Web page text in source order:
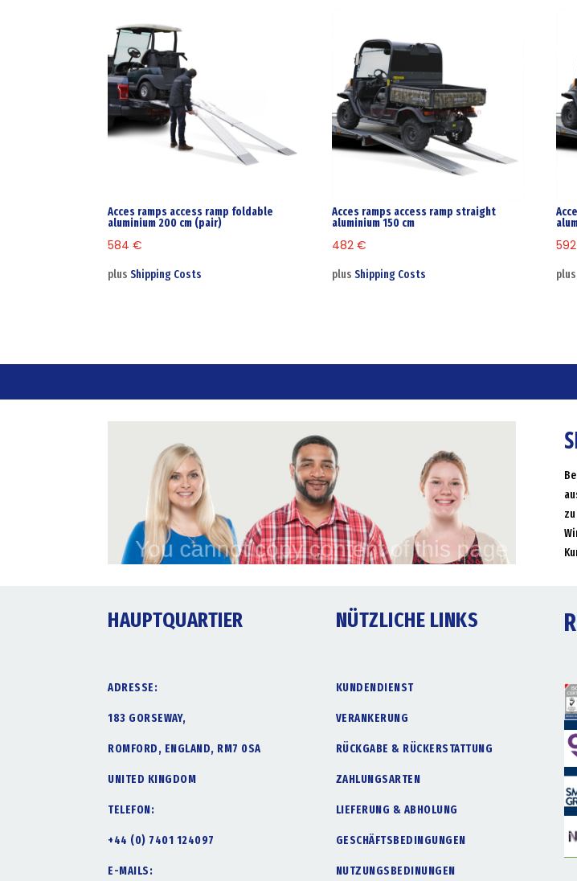
Acces ramps access ramp foldable
aluminium 200 cm (pair)
584€
plusShipping Costs
Acces ramps access ramp straight
aluminium 150 cm
482€
plusShipping Costs
HAUPTQUARTIER
ADRESSE:
183 GORSEWAY,
ROMFORD, ENGLAND, RM7 0SA
UNITED KINGDOM
TELEFON:
+44 (0) 7401 124097
E-MAILS:
NÜTZLICHE LINKS
KUNDENDIENST
VERANKERUNG
RÜCKGABE & RÜCKERSTATTUNG
ZAHLUNGSARTEN
LIEFERUNG & ABHOLUNG
GESCHÄFTSBEDINGUNGEN
NUTZUNGSBEDINUNGEN